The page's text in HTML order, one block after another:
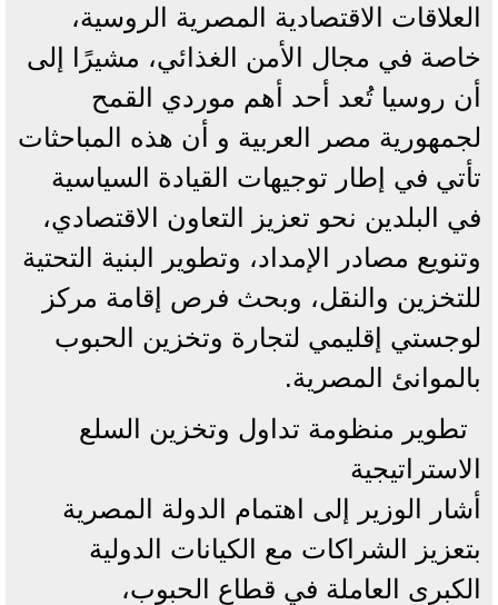
العلاقات الاقتصادية المصرية الروسية،
خاصة في مجال الأمن الغذائي، مشيرًا إلى
أن روسيا تُعد أحد أهم موردي القمح
لجمهورية مصر العربية و أن هذه المباحثات
تأتي في إطار توجيهات القيادة السياسية
في البلدين نحو تعزيز التعاون الاقتصادي،
وتنويع مصادر الإمداد، وتطوير البنية التحتية
للتخزين والنقل، وبحث فرص إقامة مركز
لوجستي إقليمي لتجارة وتخزين الحبوب
بالموانئ المصرية.
تطوير منظومة تداول وتخزين السلع
الاستراتيجية
أشار الوزير إلى اهتمام الدولة المصرية
بتعزيز الشراكات مع الكيانات الدولية
الكبرى العاملة في قطاع الحبوب،